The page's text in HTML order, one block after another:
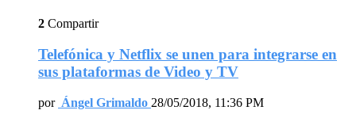
2 Compartir
Telefónica y Netflix se unen para integrarse en
sus plataformas de Video y TV
por Ángel Grimaldo 28/05/2018, 11:36 PM